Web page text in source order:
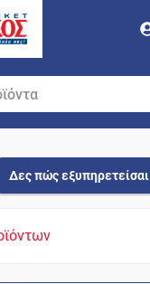
Δες πώς εξυπηρετείσαι